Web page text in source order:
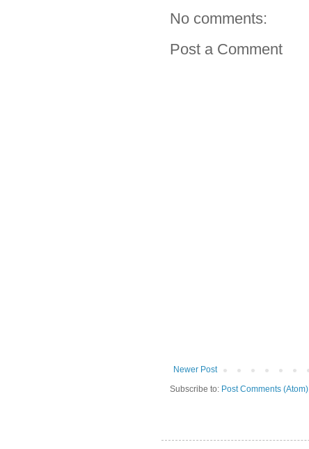
No comments:
Post a Comment
Newer Post
Subscribe to: Post Comments (Atom)